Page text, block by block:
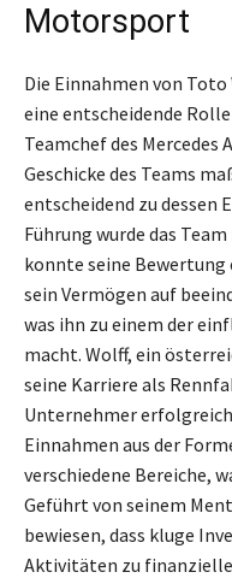
Motorsport
Die Einnahmen von
eine entscheidende
Teamchef des Mercedes
Geschicke des Teams
entscheidend zu dessen
Führung wurde das
konnte seine
sein Vermögen auf
was ihn zu einem der
macht. Wolff, ein
seine Karriere als
Unternehmer
Einnahmen aus der
verschiedene Bereiche,
Geführt von seinem
bewiesen, dass kluge
Aktivitäten zu